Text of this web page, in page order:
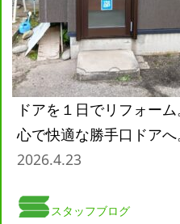
ドアを１日でリフォー
心で快適な勝手口ドアへ
2026.4.23
スタッフブログ